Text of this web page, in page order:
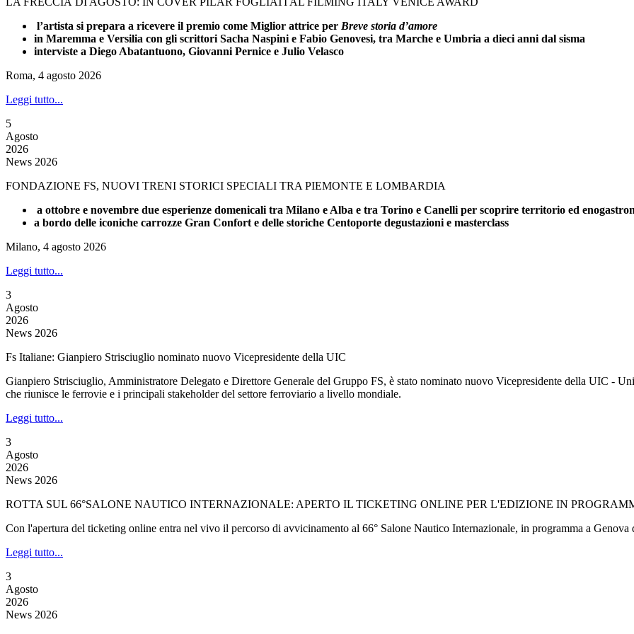
l’artista si prepara a ricevere il premio come Miglior attrice per Breve storia d’amore
in Maremma e Versilia con gli scrittori Sacha Naspini e Fabio Genovesi, tra Marche e Umbria a dieci anni dal sisma
interviste a Diego Abatantuono, Giovanni Pernice e Julio Velasco
Roma, 4 agosto 2026
Leggi tutto...
5
Agosto
2026
News 2026
FONDAZIONE FS, NUOVI TRENI STORICI SPECIALI TRA PIEMONTE E LOMBARDIA
a ottobre e novembre due esperienze domenicali tra Milano e Alba e tra Torino e Canelli per scoprire territorio ed
a bordo delle iconiche carrozze Gran Confort e delle storiche Centoporte degustazioni e masterclass
Milano, 4 agosto 2026
Leggi tutto...
3
Agosto
2026
News 2026
Fs Italiane: Gianpiero Strisciuglio nominato nuovo Vicepresidente della UIC
Gianpiero Strisciuglio, Amministratore Delegato e Direttore Generale del Gruppo FS, è stato nominato nuovo Vicepresidente della UIC -
che riunisce le ferrovie e i principali stakeholder del settore ferroviario a livello mondiale.
Leggi tutto...
3
Agosto
2026
News 2026
ROTTA SUL 66°SALONE NAUTICO INTERNAZIONALE: APERTO IL TICKETING ONLINE PER L'EDIZIONE IN
Con l'apertura del ticketing online entra nel vivo il percorso di avvicinamento al 66° Salone Nautico Internazionale, in programma a Genova
Leggi tutto...
3
Agosto
2026
News 2026